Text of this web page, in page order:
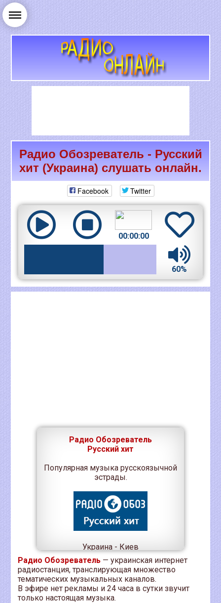
РАДИО ОНЛАЙН
Радио Обозреватель - Русский
хит (Украина) слушать онлайн.
Facebook Twitter
00:00:00
60%
Радио Обозреватель
Русский хит
Популярная музыка русскоязычной
эстрады.
Украина - Киев
Радио Обозреватель — украинская интернет
радиостанция, транслирующая множество
тематических музыкальных каналов.
В эфире нет рекламы и 24 часа в сутки звучит
только настоящая музыка.